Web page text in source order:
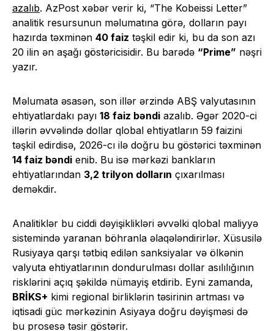
azalıb. AzPost xəbər verir ki, “The Kobeissi Letter”
analitik resursunun məlumatına görə, dolların payı
hazırda təxminən 40 faiz təşkil edir ki, bu da son azı
20 ilin ən aşağı göstəricisidir. Bu barədə “Prime” nəşri
yazır.
Məlumata əsasən, son illər ərzində ABŞ valyutasının
ehtiyatlardakı payı 18 faiz bəndi azalıb. Əgər 2020-ci
illərin əvvəlində dollar qlobal ehtiyatların 59 faizini
təşkil edirdisə, 2026-cı ilə doğru bu göstərici təxminən
14 faiz bəndi enib. Bu isə mərkəzi bankların
ehtiyatlarından 3,2 trilyon dolların çıxarılması
deməkdir.
Analitiklər bu ciddi dəyişiklikləri əvvəlki qlobal maliyyə
sistemində yaranan böhranla əlaqələndirirlər. Xüsusilə
Rusiyaya qarşı tətbiq edilən sanksiyalar və ölkənin
valyuta ehtiyatlarının dondurulması dollar asılılığının
risklərini açıq şəkildə nümayiş etdirib. Eyni zamanda,
BRİKS+ kimi regional birliklərin təsirinin artması və
iqtisadi güc mərkəzinin Asiyaya doğru dəyişməsi də
bu prosesə təsir göstərir.